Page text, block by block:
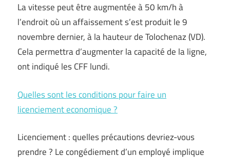
La vitesse peut être augmentée à 50 km/h à
l’endroit où un affaissement s’est produit le 9
novembre dernier, à la hauteur de Tolochenaz (VD).
Cela permettra d’augmenter la capacité de la ligne,
ont indiqué les CFF lundi.
Quelles sont les conditions pour faire un
licenciement economique ?
Licenciement : quelles précautions devriez-vous
prendre ? Le congédiement d’un employé implique